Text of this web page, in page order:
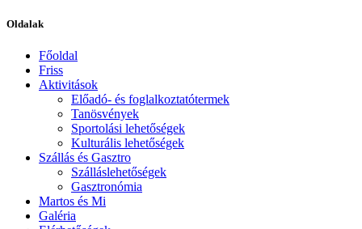
Oldalak
Főoldal
Friss
Aktivitások
Előadó- és foglalkoztatótermek
Tanösvények
Sportolási lehetőségek
Kulturális lehetőségek
Szállás és Gasztro
Szálláslehetőségek
Gasztronómia
Martos és Mi
Galéria